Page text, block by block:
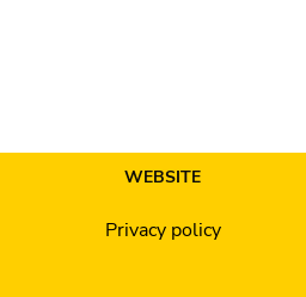
WEBSITE
Privacy policy